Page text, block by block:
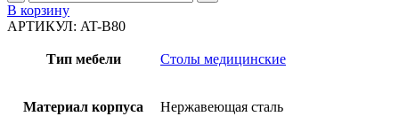
товара
Стол
вскрытий
В корзину
АРТИКУЛ: AT-B80
Тип мебели Столы медицинские
Материал корпуса Нержавеющая сталь